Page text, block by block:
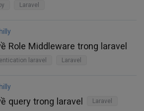
Laravel
Role Middleware trong laravel
laravel Laravel
query trong laravel Laravel